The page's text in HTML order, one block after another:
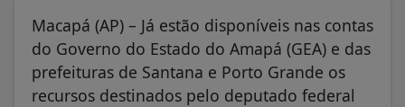
Macapá (AP) – Já estão disponíveis nas contas
do Governo do Estado do Amapá (GEA) e das
prefeituras de Santana e Porto Grande os
recursos destinados pelo deputado federal